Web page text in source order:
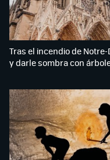
Tras el incendio de
y darle sombra con